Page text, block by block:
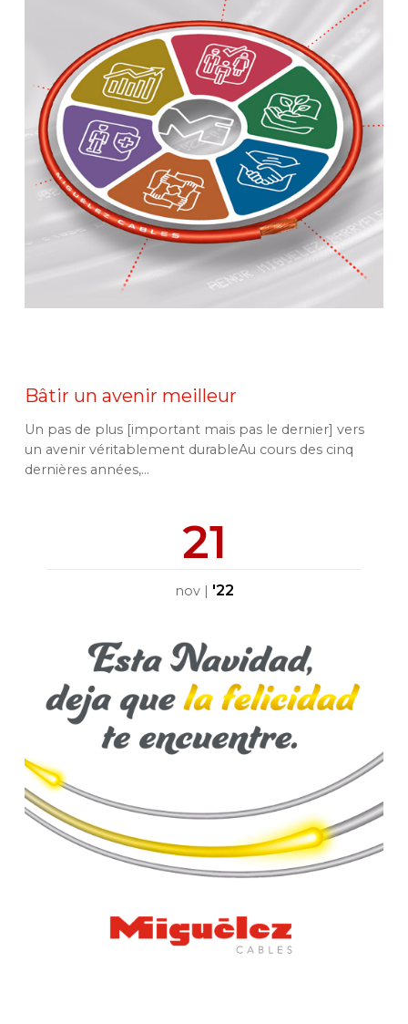
Bâtir un avenir meilleur
Un pas de plus [important mais pas le dernier] vers
un avenir véritablement durableAu cours des cinq
dernières années,...
21
nov| '22